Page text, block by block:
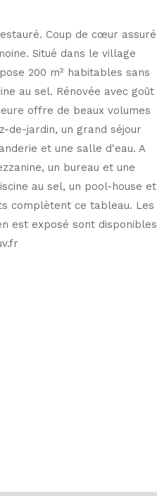
Coup de cœur assuré
Situé dans le village
200 m² habitables sans
au sel. Rénovée avec goût
offre de beaux volumes
de-jardin, un grand séjour
et une salle d'eau. A
un bureau et une
au sel, un pool-house et
complètent ce tableau. Les
est exposé sont disponibles